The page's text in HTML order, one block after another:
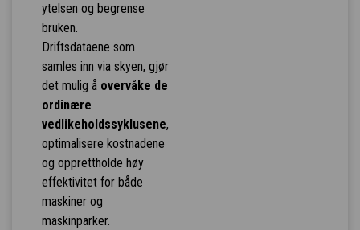
ytelsen og begrense
bruken.
Driftsdataene som
samles inn via skyen, gjør
det mulig å overvåke de
ordinære
vedlikeholdssyklusene,
optimalisere kostnadene
og opprettholde høy
effektivitet for både
maskiner og
maskinparker.